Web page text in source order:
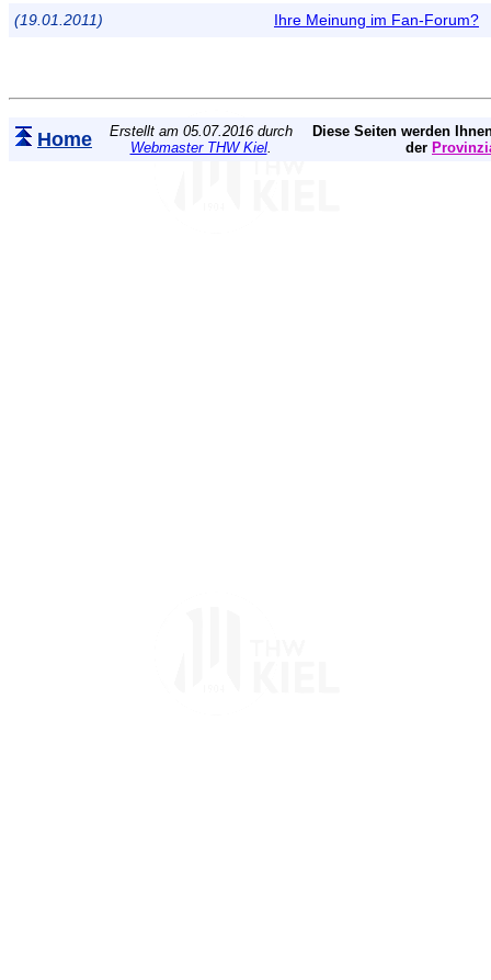
(19.01.2011) Ihre Meinung im Fan-Forum?
Home
Erstellt am 05.07.2016 durch
Webmaster THW Kiel.
Diese Seiten werden
der